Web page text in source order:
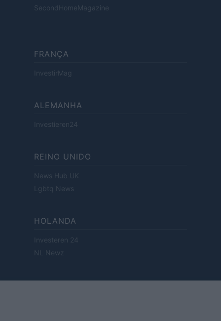
SecondHomeMagazine
FRANÇA
InvestirMag
ALEMANHA
Investieren24
REINO UNIDO
News Hub UK
Lgbtq News
HOLANDA
Investeren 24
NL Newz